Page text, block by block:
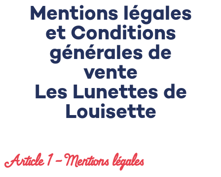
Mentions légales
et Conditions
générales de
vente
Les Lunettes de
Louisette
Article 1 – Mentions légales